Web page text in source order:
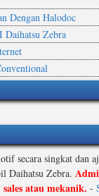
Dengan Halodoc
Daihatsu Zebra
secara singkat dan
Daihatsu Zebra.
atau mekanik. -